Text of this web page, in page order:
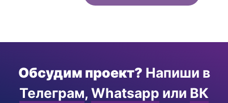
Обсудим проект? Напиши в
Телеграм, Whatsapp или ВК